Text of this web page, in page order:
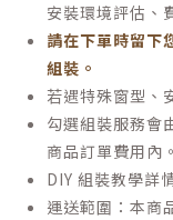
安裝環境評估、
請在下單時留下
組裝。
若遇特殊窗型、
勾選組裝服務會
商品訂單費用內。
DIY 組裝教學詳
運送範圍：本商